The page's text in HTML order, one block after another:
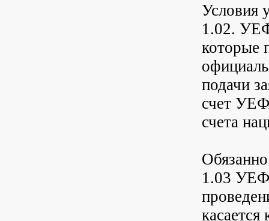
Условия
1.02.
которые
подачи
счет
счета
1.03